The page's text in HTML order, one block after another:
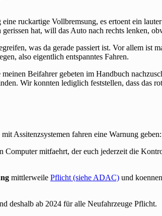
ruckartige Vollbremsung, es ertoent ein
hat, will das Auto nach rechts lenken,
was da gerade passiert ist. Vor allem ist
also eigentlich entspanntes Fahren.
Beifahrer gebeten im Handbuch
Wir konnten lediglich feststellen, dass das
Assitenzsystemen fahren eine Warnung geben:
mitfaehrt, der euch jederzeit die
mittlerweile Pflicht (siehe ADAC) und
deshalb ab 2024 für alle Neufahrzeuge Pflicht.